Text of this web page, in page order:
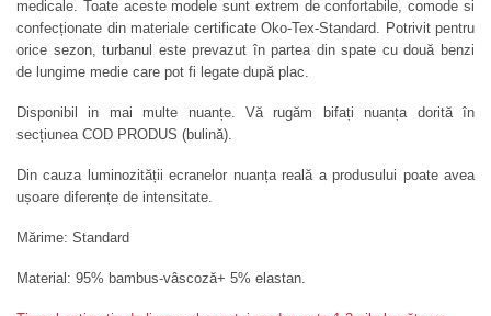
medicale. Toate aceste modele sunt extrem de confortabile, comode si
confecționate din materiale certificate Oko-Tex-Standard. Potrivit pentru
orice sezon, turbanul este prevazut în partea din spate cu două benzi
de lungime medie care pot fi legate după plac.
Disponibil in mai multe nuanțe. Vă rugăm bifați nuanța dorită în
secțiunea COD PRODUS (bulină).
Din cauza luminozității ecranelor nuanța reală a produsului poate avea
ușoare diferențe de intensitate.
Mărime: Standard
Material: 95% bambus-vâscoză+ 5% elastan.